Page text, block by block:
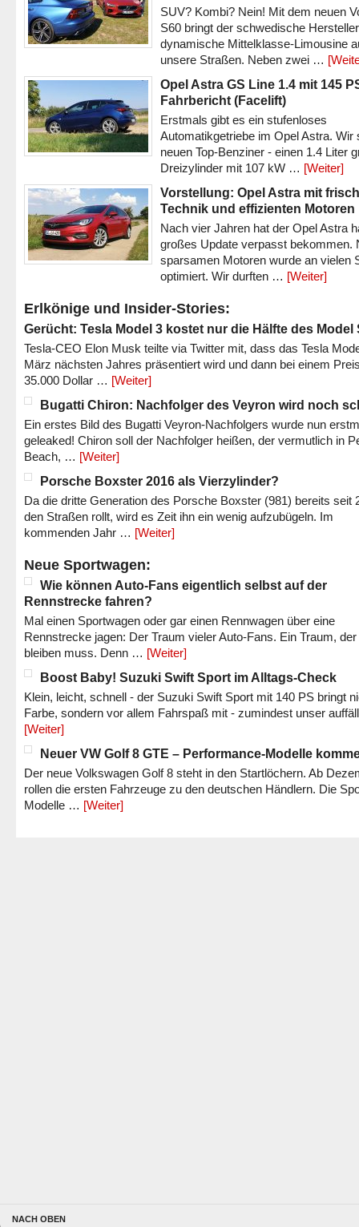
SUV? Kombi? Nein! Mit dem neuen
S60 bringt der schwedische
dynamische Mittelklasse-Limousine
unsere Straßen. Neben zwei …
Opel Astra GS Line 1.4 mit 145
Fahrbericht (Facelift)
Erstmals gibt es ein stufenloses
Automatikgetriebe im Opel Astra. Wir
neuen Top-Benziner - einen 1.4 Liter
Dreizylinder mit 107 kW … [Weiter]
Vorstellung: Opel Astra mit
Technik und effizienten Motoren
Nach vier Jahren hat der Opel Astra
großes Update verpasst bekommen.
sparsamen Motoren wurde an vielen
optimiert. Wir durften … [Weiter]
Erlkönige und Insider-Stories:
Gerücht: Tesla Model 3 kostet nur die Hälfte des Model
Tesla-CEO Elon Musk teilte via Twitter mit, dass das Tesla
März nächsten Jahres präsentiert wird und dann bei einem
35.000 Dollar … [Weiter]
Bugatti Chiron: Nachfolger des Veyron wird noch
Ein erstes Bild des Bugatti Veyron-Nachfolgers wurde nun
geleaked! Chiron soll der Nachfolger heißen, der vermutlich in
Beach, … [Weiter]
Porsche Boxster 2016 als Vierzylinder?
Da die dritte Generation des Porsche Boxster (981) bereits seit
den Straßen rollt, wird es Zeit ihn ein wenig aufzubügeln. Im
kommenden Jahr … [Weiter]
Neue Sportwagen:
Wie können Auto-Fans eigentlich selbst auf der
Rennstrecke fahren?
Mal einen Sportwagen oder gar einen Rennwagen über eine
Rennstrecke jagen: Der Traum vieler Auto-Fans. Ein Traum,
bleiben muss. Denn … [Weiter]
Boost Baby! Suzuki Swift Sport im Alltags-Check
Klein, leicht, schnell - der Suzuki Swift Sport mit 140 PS bringt
Farbe, sondern vor allem Fahrspaß mit - zumindest unser
[Weiter]
Neuer VW Golf 8 GTE – Performance-Modelle
Der neue Volkswagen Golf 8 steht in den Startlöchern. Ab
rollen die ersten Fahrzeuge zu den deutschen Händlern. Die
Modelle … [Weiter]
NACH OBEN